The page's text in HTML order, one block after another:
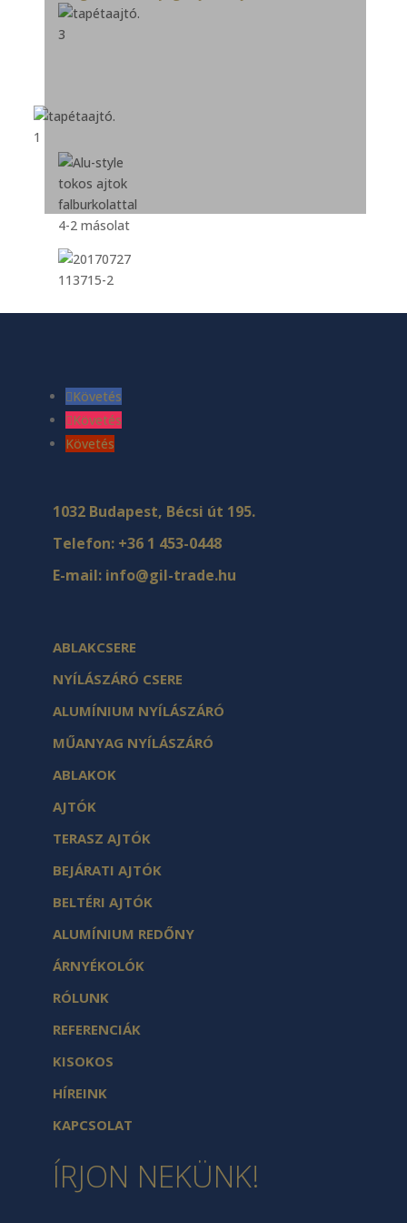
Követés
Követés
Követés
1032 Budapest, Bécsi út 195.
Telefon: +36 1 453-0448
E-mail: info@gil-trade.hu
ABLAKCSERE
NYÍLÁSZÁRÓ CSERE
ALUMÍNIUM NYÍLÁSZÁRÓ
MŰANYAG NYÍLÁSZÁRÓ
ABLAKOK
AJTÓK
TERASZ AJTÓK
BEJÁRATI AJTÓK
BELTÉRI AJTÓK
ALUMÍNIUM REDŐNY
ÁRNYÉKOLÓK
RÓLUNK
REFERENCIÁK
KISOKOS
HÍREINK
KAPCSOLAT
ÍRJON NEKÜNK!